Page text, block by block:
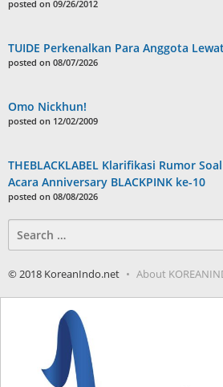
posted on 09/26/2012
TUIDE Perkenalkan Para Anggota
posted on 08/07/2026
Omo Nickhun!
posted on 12/02/2009
THEBLACKLABEL Klarifikasi Rumor
Acara Anniversary BLACKPINK ke-10
posted on 08/08/2026
for:
© 2018 KoreanIndo.net About